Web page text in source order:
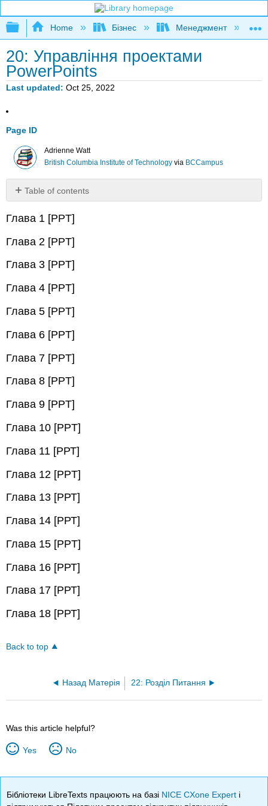
Expand/collapse global hierarchy
Home Бізнес Менеджмент
20: Управління проектами
PowerPoints
Last updated Oct 25, 2022
Page ID
Adrienne Watt
British Columbia Institute of Technologyvia BCCampus
Table of contents
No
Глава 1 [PPT]
Глава 2 [PPT]
Глава 3 [PPT]
Глава 4 [PPT]
Глава 5 [PPT]
Глава 6 [PPT]
Глава 7 [PPT]
Глава 8 [PPT]
Глава 9 [PPT]
Глава 10 [PPT]
Глава 11 [РРТ]
Глава 12 [PPT]
Глава 13 [РРТ]
Глава 14 [РРТ]
Глава 15 [PPT]
Глава 16 [РРТ]
Глава 17 [РРТ]
Глава 18 [РРТ]
Back to top
Назад Матерія 22: Розділ Питання
Was this article helpful?
Yes No
Бібліотеки LibreTexts працюють на базі NICE CXone Expert і